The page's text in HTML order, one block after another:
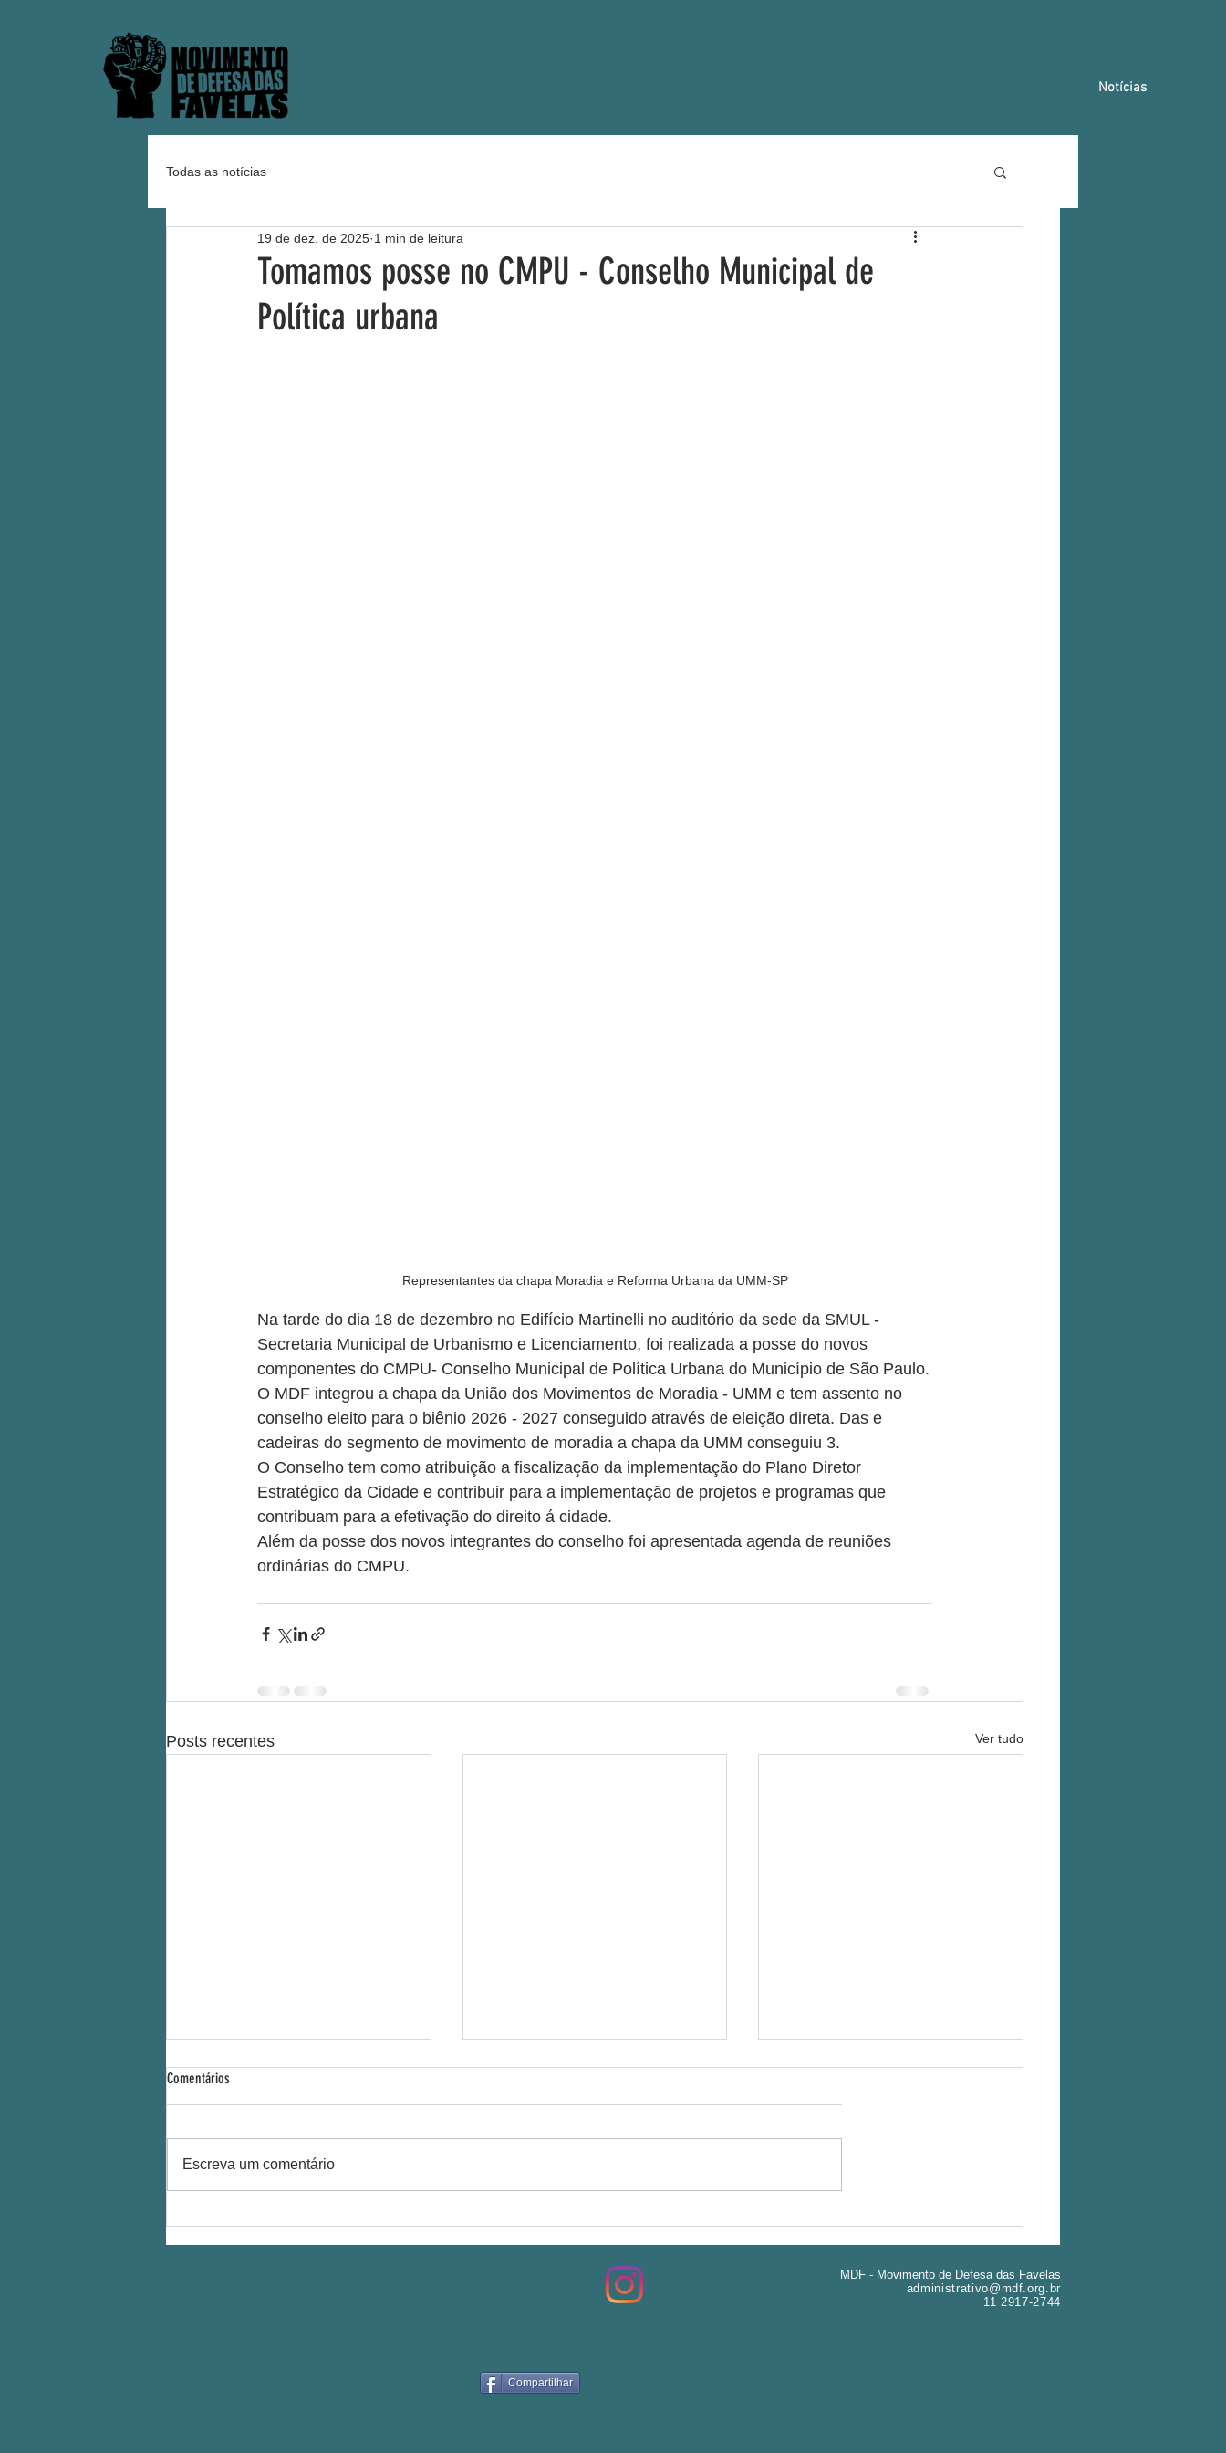
Notícias
Todas as notícias
Tomamos posse no CMPU - Conselho Municipal de
Política urbana
19 de dez. de 2025 1 min de leitura
Representantes da chapa Moradia e Reforma Urbana da UMM-SP
Na tarde do dia 18 de dezembro no Edifício Martinelli no auditório da sede da SMUL -
Secretaria Municipal de Urbanismo e Licenciamento, foi realizada a posse do novos
componentes do CMPU- Conselho Municipal de Política Urbana do Município de São Paulo.
O MDF integrou a chapa da União dos Movimentos de Moradia - UMM e tem assento no
conselho eleito para o biênio 2026 - 2027 conseguido através de eleição direta. Das e
cadeiras do segmento de movimento de moradia a chapa da UMM conseguiu 3.
O Conselho tem como atribuição a fiscalização da implementação do Plano Diretor
Estratégico da Cidade e contribuir para a implementação de projetos e programas que
contribuam para a efetivação do direito á cidade.
Além da posse dos novos integrantes do conselho foi apresentada agenda de reuniões
ordinárias do CMPU.
Posts recentes Ver tudo
questão central.
Comentários
Escreva um comentário
Compartilhar
MDF - Movimento de Defesa das Favelas
administrativo@mdf.org.br
11 2917-2744